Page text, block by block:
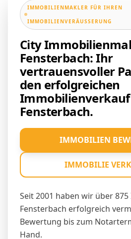
IMMOBILIENMAKLER FÜR IHREN
IMMOBILIENVERÄUSSERUNG
City
Fensterbach: Ihr
vertrauensvoller
den erfolgreichen
Fensterbach.
Seit 2001 haben wir über
Fensterbach erfolgreich
Bewertung bis zum
Hand.
IMMOBILIEN
IMMOBILIE